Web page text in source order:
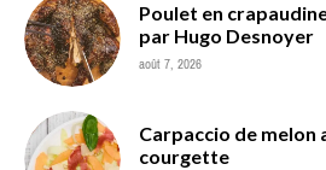
Poulet en
par Hugo Desnoyer
août 7, 2026
Carpaccio de melon
courgette